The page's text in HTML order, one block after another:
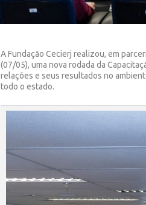
A Fundação Cecierj realizou, em
(07/05), uma nova rodada da
relações e seus resultados no
todo o estado.